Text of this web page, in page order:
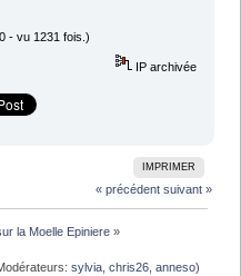
- vu 1231 fois.)
IP archivée
IMPRIMER
« précédent suivant »
la Moelle Epiniere »
sylvia ,chris26 ,anneso)